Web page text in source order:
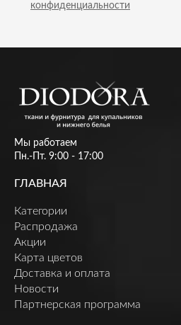
конфиденциальности
Мы работаем
Пн.-Пт. 9:00 - 17:00
ГЛАВНАЯ
Категории
Распродажа
Акции
Карта цветов
Доставка и оплата
Новости
Партнерская программа